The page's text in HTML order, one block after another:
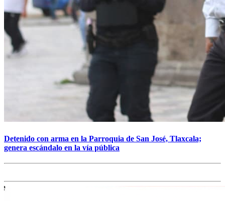
Detenido con arma en la Parroquia de San José, Tlaxcala;
genera escándalo en la vía pública